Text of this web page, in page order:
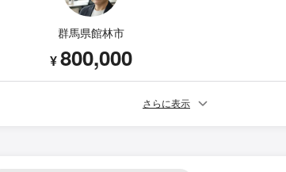
群馬県館林市
¥800,000
さらに表示